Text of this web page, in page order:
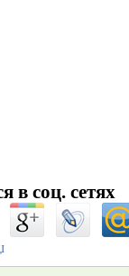
в соц. сетях